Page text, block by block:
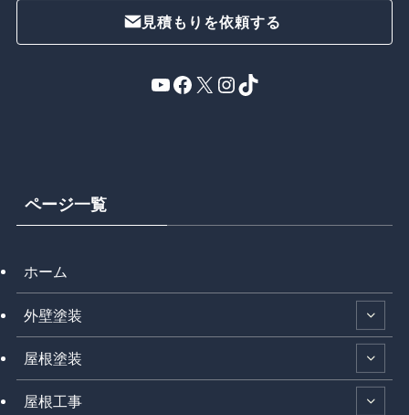
見積もりを依頼する
YouTube
Facebook
X Instagram
TikTok
ページ一覧
ホーム
外壁塗装
屋根塗装
屋根工事